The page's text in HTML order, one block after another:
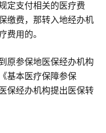
定支付相关的医疗费
缴费，那转入地经办机
费用的。
原参保地医保经办机构
基本医疗保障参保
保经办机构提出医保转